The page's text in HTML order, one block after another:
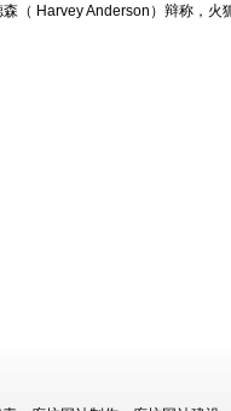
（ Harvey Anderson）辩称，